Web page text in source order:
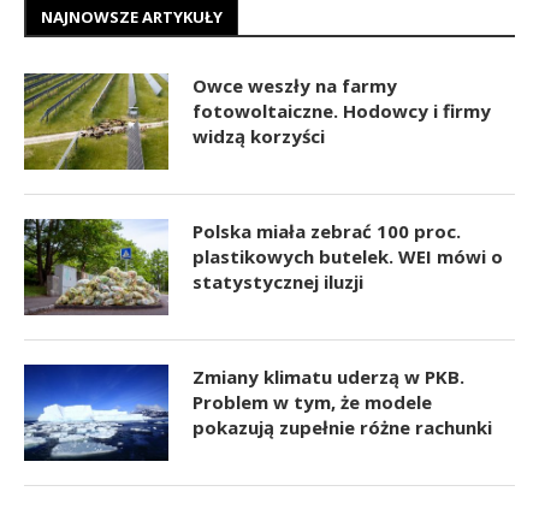
NAJNOWSZE ARTYKUŁY
Owce weszły na farmy
fotowoltaiczne. Hodowcy i firmy
widzą korzyści
Polska miała zebrać 100 proc.
plastikowych butelek. WEI mówi o
statystycznej iluzji
Zmiany klimatu uderzą w PKB.
Problem w tym, że modele
pokazują zupełnie różne rachunki